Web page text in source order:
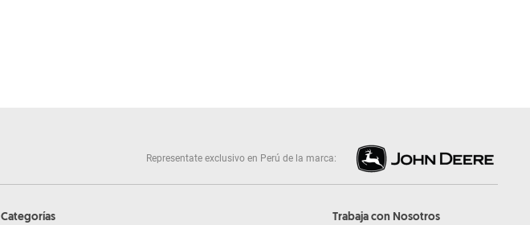
Representate exclusivo en Perú de la marca:
Categorías Trabaja con Nosotros